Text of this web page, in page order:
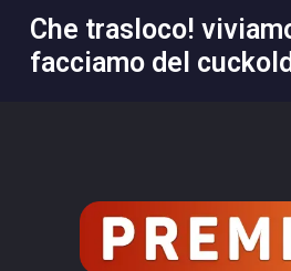
che trasloco! viviamo insieme e
facciamo del cuckold